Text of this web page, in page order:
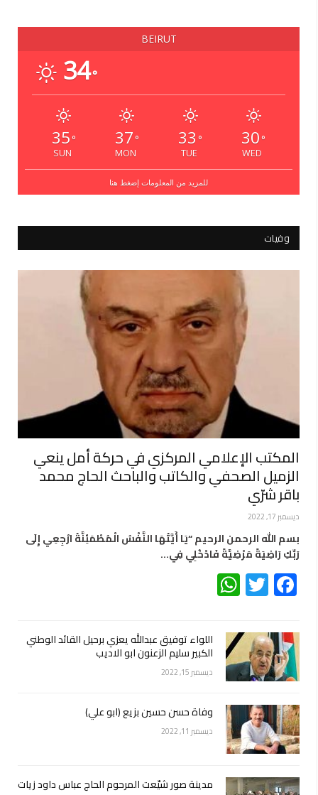
BEIRUT
34°
35 °
SUN
37 °
MON
33 °
TUE
30 °
WED
للمزيد من المعلومات إضغط هنا
وفيات
المكتب الإعلامي المركزي في حركة أمل ينعي
الزميل الصحفي والكاتب والباحث الحاج محمد
باقر شرّي
ديسمبر 17, 2022
بسم الله الرحمن الرحيم “يَا أَيَّتُهَا النَّفْسُ الْمُطْمَئِنَّةُ ارْجِعِي إِلَى
رَبِّكِ رَاضِيَةً مَرْضِيَّةً فَادْخُلِي فِي…
Facebook
Twitter
اللواء توفيق عبدالله يعزي برحيل القائد الوطني
الكبير سليم الزعنون ابو الاديب
ديسمبر 15, 2022
وفاة حسن حسين بزيع (ابو علي)
ديسمبر 11, 2022
مدينة صور شيّعت المرحوم الحاج عباس داود زيات